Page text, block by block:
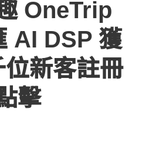
OneTrip
AI DSP 獲
新客註冊
擊